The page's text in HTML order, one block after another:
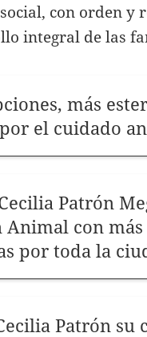
con orden y
integral de las
más
el cuidado
Patrón
Animal con
por toda la
Patrón su